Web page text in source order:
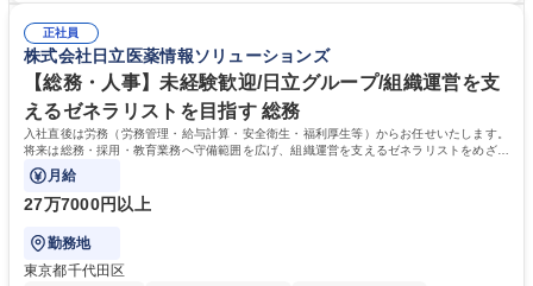
でも質問・相談できる環境が整っているため、安心して成長できます。 募
集職種 【森ビルG】人事・総務◆賞与5ヶ月◆年休120日◆残業少なめ◆
リモート可
務に挑戦できるため、自身の成長と組織への貢献度をダイレクトに実感で
きます。 残業少なめ、週1日リモート可など、ワークライフバランスを保
ち長期活躍できる環境です。 「これまでの幅広い経験を活かし、長期的な
キャリアを築きたい」という前向きな意欲と挑戦を全力で応援します。 学
歴・資格 学歴：大学院 大学 高専 短大 専修学校 高校 語学力： 資格：日商
簿記検定1級 日商簿記検定2級 日商簿記検定3級
正社員
株式会社日立医薬情報ソリューションズ
【総務・人事】未経験歓迎/日立グループ/組織運営を支
えるゼネラリストを目指す 総務
入社直後は労務（労務管理・給与計算・安全衛生・福利厚生等）からお任せいたします。
将来は総務・採用・教育業務へ守備範囲を広げ、組織運営を支えるゼネラリストをめざせ
ます。
月給
27万7000円以上
勤務地
東京都千代田区